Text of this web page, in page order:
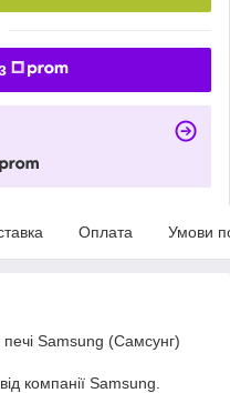
Оплата Умови
печі Samsung (Самсунг)
компанії Samsung.